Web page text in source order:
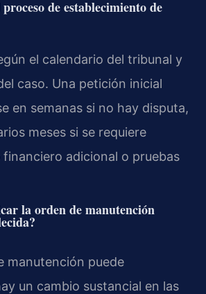
de establecimiento de
el calendario del tribunal y
caso. Una petición inicial
en semanas si no hay disputa,
meses si se requiere
adicional o pruebas
la orden de manutención
manutención puede
un cambio sustancial en las